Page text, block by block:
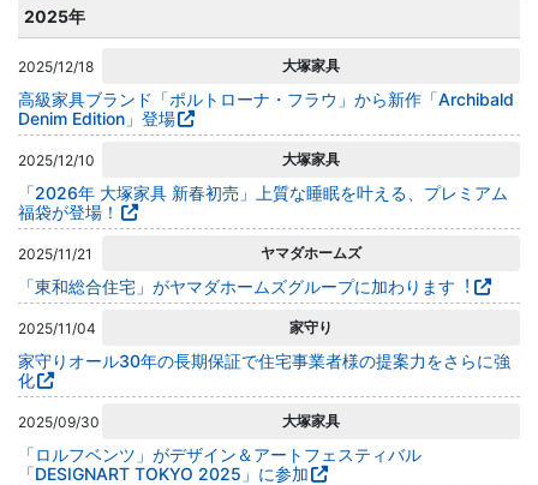
2025年
2025/12/18 大塚家具
高級家具ブランド「ポルトローナ・フラウ」から新作「Archibald
Denim Edition」登場
2025/12/10 大塚家具
「2026年 大塚家具 新春初売」上質な睡眠を叶える、プレミアム
福袋が登場！
2025/11/21 ヤマダホームズ
「東和総合住宅」がヤマダホームズグループに加わります︕
2025/11/04 家守り
家守りオール30年の長期保証で住宅事業者様の提案力をさらに強
化
2025/09/30 大塚家具
「ロルフベンツ」がデザイン＆アートフェスティバル
「DESIGNART TOKYO 2025」に参加